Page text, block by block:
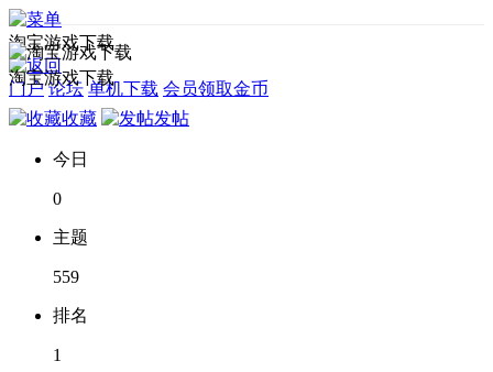
淘宝游戏下载
门户 论坛 单机下载 会员领取金币
淘宝游戏下载
收藏 发帖
今日
0
主题
559
排名
1